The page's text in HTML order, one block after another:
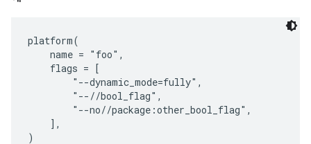
platform(
    name = "foo",
    flags = [
        "--dynamic_mode=fully",
        "--//bool_flag",
        "--no//package:other_bool_flag",
    ],